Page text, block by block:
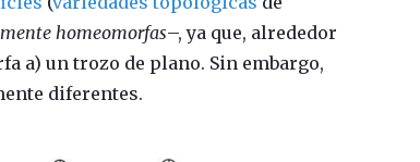
homeomorfas–, ya que, alrededor
a) un trozo de plano. Sin embargo,
diferentes.